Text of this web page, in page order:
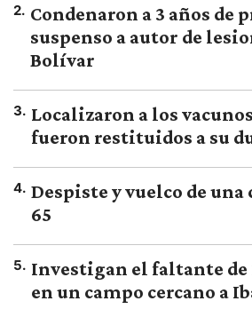
2. Condenaron a 3 años de
suspenso a autor de
Bolívar
3. Localizaron a los
fueron restituidos a su
4. Despiste y vuelco de una
65
5. Investigan el faltante de
en un campo cercano a